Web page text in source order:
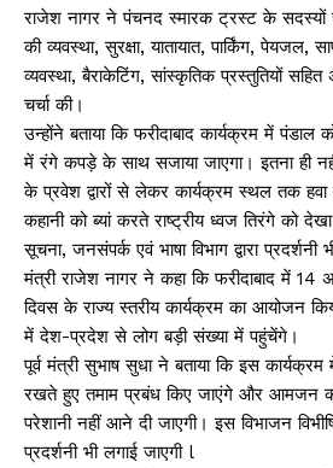
राजेश नागर ने पंचनद स्मारक ट्रस्ट के
की व्यवस्था, सुरक्षा, यातायात, पार्किंग, पेयजल,
व्यवस्था, बैराकेटिंग, सांस्कृतिक प्रस्तुतियों
चर्चा की।
उन्होंने बताया कि फरीदाबाद कार्यक्रम में पंडाल
में रंगे कपड़े के साथ सजाया जाएगा। इतना ही
के प्रवेश द्वारों से लेकर कार्यक्रम स्थल तक हवा
कहानी को ब्यां करते राष्ट्रीय ध्वज तिरंगे को
सूचना, जनसंपर्क एवं भाषा विभाग द्वारा प्रदर्शनी
मंत्री राजेश नागर ने कहा कि फरीदाबाद में 14
दिवस के राज्य स्तरीय कार्यक्रम का आयोजन
में देश-प्रदेश से लोग बड़ी संख्या में पहुंचेंगे।
पूर्व मंत्री सुभाष सुधा ने बताया कि इस कार्यक्रम
रखते हुए तमाम प्रबंध किए जाएंगे और आमजन
परेशानी नहीं आने दी जाएगी। इस विभाजन
प्रदर्शनी भी लगाई जाएगी l